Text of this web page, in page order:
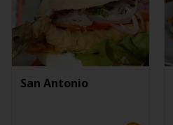
San Antonio